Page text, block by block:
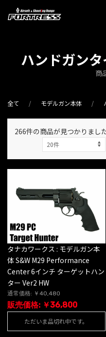
ハンドガン
商
全て モデルガン本体
266件の商品が見つかりまし
タナカワークス : モデルガン本
体 S&W M29 Performance
Center 6インチ ターゲットハン
ター Ver2 HW
通常価格: ￥40,480
販売価格: ￥36,800
ただいま品切れ中です。